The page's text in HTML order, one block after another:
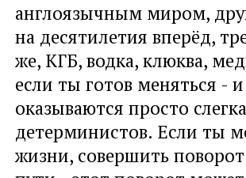
англоязычным миром,
на десятилетия вперёд,
же, КГБ, водка, клюква,
если ты готов меняться -
оказываются просто
детерминистов. Если ты
жизни, совершить